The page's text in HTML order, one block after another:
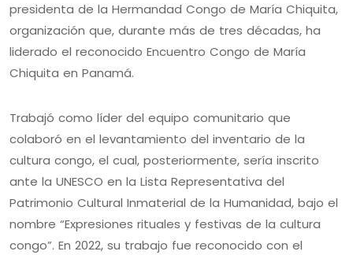
presidenta de la Hermandad Congo de María Chiquita,
organización que, durante más de tres décadas, ha
liderado el reconocido Encuentro Congo de María
Chiquita en Panamá.
Trabajó como líder del equipo comunitario que
colaboró en el levantamiento del inventario de la
cultura congo, el cual, posteriormente, sería inscrito
ante la UNESCO en la Lista Representativa del
Patrimonio Cultural Inmaterial de la Humanidad, bajo el
nombre “Expresiones rituales y festivas de la cultura
congo”. En 2022, su trabajo fue reconocido con el